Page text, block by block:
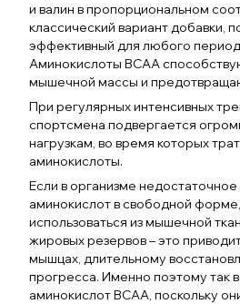
и валин в пропорциональном
классический вариант добавки,
эффективный для любого
Аминокислоты BCAA
мышечной массы и
При регулярных интенсивных
спортсмена подвергается
нагрузкам, во время которых
аминокислоты.
Если в организме недостаточное
аминокислот в свободной
использоваться из мышечной
жировых резервов – это
мышцах, длительному
прогресса. Именно поэтому так
аминокислот BCAA, поскольку